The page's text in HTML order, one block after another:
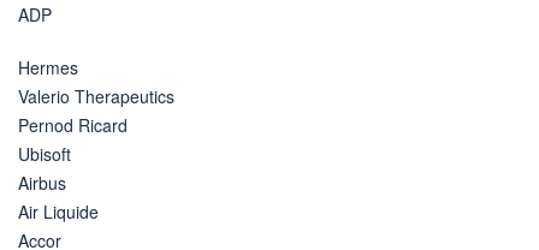
ADP
Hermes
Valerio Therapeutics
Pernod Ricard
Ubisoft
Airbus
Air Liquide
Accor